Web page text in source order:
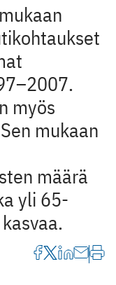
myös
mukaan
määrä
yli 65-